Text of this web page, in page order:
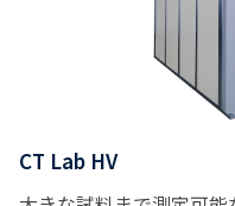
CT Lab HV